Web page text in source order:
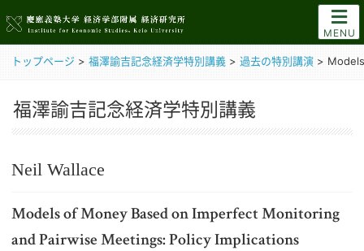
MENU
トップページ > 福澤諭吉記念経済学特別講義 > 過去の特別講演 >
福澤諭吉記念経済学特別講義
Neil Wallace
Models of Money Based on Imperfect Monitoring
and Pairwise Meetings: Policy Implications